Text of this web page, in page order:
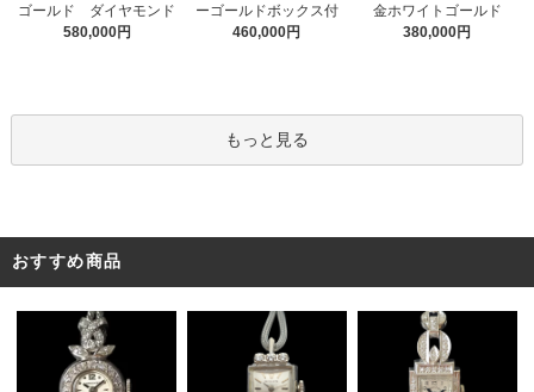
ゴールド ダイヤモンド
580,000円
ーゴールドボックス付
460,000円
金ホワイトゴールド
380,000円
もっと見る
おすすめ商品